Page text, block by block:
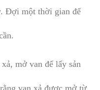
Đợi một thời gian để
mở van để lấy sản